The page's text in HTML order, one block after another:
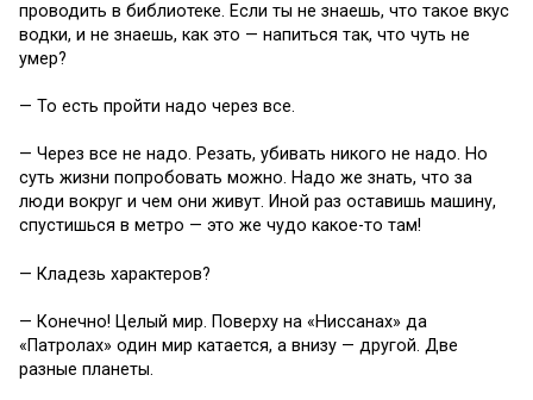
проводить в библиотеке. Если ты не знаешь, что такое вкус
водки, и не знаешь, как это — напиться так, что чуть не
умер?
— То есть пройти надо через все.
— Через все не надо. Резать, убивать никого не надо. Но
суть жизни попробовать можно. Надо же знать, что за
люди вокруг и чем они живут. Иной раз оставишь машину,
спустишься в метро — это же чудо какое-то там!
— Кладезь характеров?
— Конечно! Целый мир. Поверху на «Ниссанах» да
«Патролах» один мир катается, а внизу — другой. Две
разные планеты.